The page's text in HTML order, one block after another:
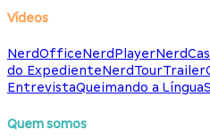
Vídeos
NerdOfficeNerdPlayer
do ExpedienteNerdTour
EntrevistaQueimando a Língua
Quem somos